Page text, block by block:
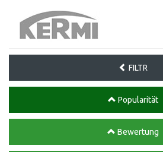
FILTR
Popularität
Bewertung